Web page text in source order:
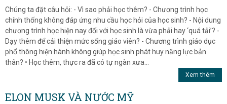
Chúng ta đặt câu hỏi: - Vì sao phải học thêm? - Chương trình học
chính thống không đáp ứng nhu cầu học hỏi của học sinh? - Nội dung
chương trình học hiện nay đối với học sinh là vừa phải hay ‘quá tải’? -
Dạy thêm để cải thiện mức sống giáo viên? - Chương trình giáo dục
phổ thông hiện hành không giúp học sinh phát huy năng lực bản
thân? • Học thêm, thực ra đã có tự ngàn xưa...
Xem thêm
ELON MUSK VÀ NƯỚC MỸ